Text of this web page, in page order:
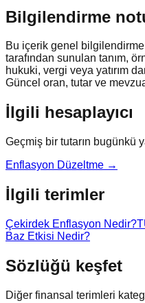
Bilgilendirme
Bu içerik genel bilgilendirme
tarafından sunulan tanım,
hukuki, vergi veya yatırım
Güncel oran, tutar ve
İlgili hesaplayıcı
Geçmiş bir tutarın bugünkü
Enflasyon Düzeltme →
İlgili terimler
Çekirdek Enflasyon Nedir?
Baz Etkisi Nedir?
Sözlüğü keşfet
Diğer finansal terimleri